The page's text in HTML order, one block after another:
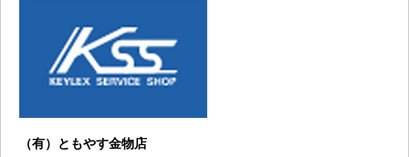
（有）ともやす金物店